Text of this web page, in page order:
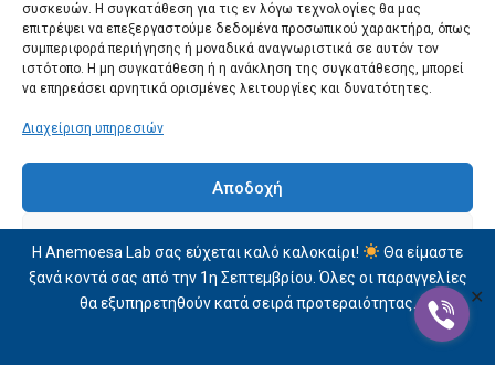
συσκευών. Η συγκατάθεση για τις εν λόγω τεχνολογίες θα μας
επιτρέψει να επεξεργαστούμε δεδομένα προσωπικού χαρακτήρα, όπως
συμπεριφορά περιήγησης ή μοναδικά αναγνωριστικά σε αυτόν τον
ιστότοπο. Η μη συγκατάθεση ή η ανάκληση της συγκατάθεσης, μπορεί
να επηρεάσει αρνητικά ορισμένες λειτουργίες και δυνατότητες.
Διαχείριση υπηρεσιών
Αποδοχή
Προβολή προτιμήσεων
Η Anemoesa Lab σας εύχεται καλό καλοκαίρι!
Θα είμαστε
ξανά κοντά σας από την 1η Σεπτεμβρίου. Όλες οι παραγγελίες
θα εξυπηρετηθούν κατά σειρά προτεραιότητας.
✕